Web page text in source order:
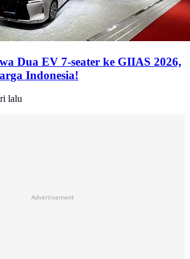
Dua EV 7-seater ke GIIAS 2026,
Indonesia!
lalu
Advertisement